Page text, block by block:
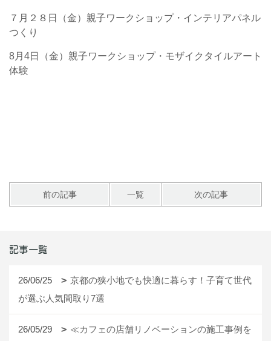
７月２８日（金）親子ワークショップ・インテリアパネル
つくり
8月4日（金）親子ワークショップ・モザイクタイルアート
体験
前の記事 一覧 次の記事
記事一覧
26/06/25
京都の狭小地でも快適に暮らす！子育て世代
が選ぶ人気間取り7選
26/05/29
≪カフェの店舗リノベーションの施工事例を